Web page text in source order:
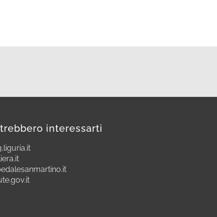
interessarti